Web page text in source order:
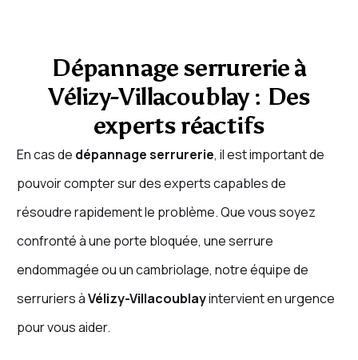
Dépannage serrurerie à
Vélizy-Villacoublay : Des
experts réactifs
En cas de dépannage serrurerie, il est important de
pouvoir compter sur des experts capables de
résoudre rapidement le problème. Que vous soyez
confronté à une porte bloquée, une serrure
endommagée ou un cambriolage, notre équipe de
serruriers àVélizy-Villacoublayintervient en urgence
pour vous aider.